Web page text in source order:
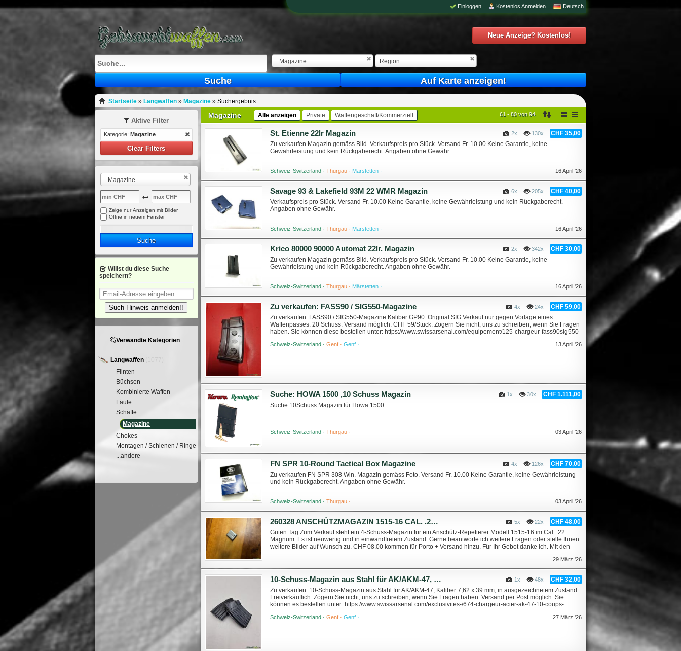
Deutsch
Kostenlos Anmelden
Einloggen
Neue Anzeige? Kostenlos!
Magazine Region
Suche Auf Karte anzeigen!
Startseite» Langwaffen» Magazine» Suchergebnis
Magazine Alle anzeigen Private Waffengeschäft/Kommerziell 61 - 80 von 94
St. Etienne 22lr Magazin CHF 35,00
130x
2x
Zu verkaufen Magazin gemäss Bild. Verkaufspreis pro Stück. Versand Fr. 10.00 Keine Garantie, keine
Gewährleistung und kein Rückgaberecht. Angaben ohne Gewähr.
Schweiz-Switzerland ·Thurgau · Märstetten · 16 April '26
Savage 93 & Lakefield 93M 22 WMR Magazin CHF 40,00
205x
6x
Verkaufspreis pro Stück. Versand Fr. 10.00 Keine Garantie, keine Gewährleistung und kein Rückgaberecht.
Angaben ohne Gewähr.
Schweiz-Switzerland ·Thurgau · Märstetten · 16 April '26
Krico 80000 90000 Automat 22lr. Magazin CHF 30,00
342x
2x
Zu verkaufen Magazin gemäss Bild. Verkaufspreis pro Stück. Versand Fr. 10.00 Keine Garantie, keine
Gewährleistung und kein Rückgaberecht. Angaben ohne Gewähr.
Schweiz-Switzerland ·Thurgau · Märstetten · 16 April '26
Zu verkaufen: FASS90 / SIG550-Magazine CHF 59,00
24x
4x
Zu verkaufen: FASS90 / SIG550-Magazine Kaliber GP90. Original SIG Verkauf nur gegen Vorlage eines
Waffenpasses. 20 Schuss. Versand möglich. CHF 59/Stück. Zögern Sie nicht, uns zu schreiben, wenn Sie Fragen
haben. Sie können diese bestellen unter: https://www.swissarsenal.com/equipement/125-chargeur-fass90sig550-
Schweiz-Switzerland ·Genf ·Genf · 13 April '26
Suche: HOWA 1500 ,10 Schuss Magazin CHF 1.111,00
30x
1x
Suche 10Schuss Magazin für Howa 1500.
Schweiz-Switzerland ·Thurgau · 03 April '26
FN SPR 10-Round Tactical Box Magazine CHF 70,00
126x
4x
Zu verkaufen FN SPR 308 Win. Magazin gemäss Foto. Versand Fr. 10.00 Keine Garantie, keine Gewährleistung
und kein Rückgaberecht. Angaben ohne Gewähr.
Schweiz-Switzerland ·Thurgau · 03 April '26
260328 ANSCHÜTZMAGAZIN 1515-16 CAL. .22 MAG ALLES MUSS RAUS CHF 48,00
22x
5x
Guten Tag Zum Verkauf steht ein 4-Schuss-Magazin für ein Anschütz-Repetierer Modell 1515-16 im Cal. .22
Magnum. Es ist neuwertig und in einwandfreiem Zustand. Gerne beantworte ich weitere Fragen oder stelle Ihnen
weitere Bilder auf Wunsch zu. CHF 08.00 kommen für Porto + Versand hinzu. Für Ihr Gebot danke ich. Mit den
29 März '26
10-Schuss-Magazin aus Stahl für AK/AKM-47, Kaliber 7,62 x 39 mm, in ausgezeichnetem Zustand. CHF 32,00
48x
1x
Zu verkaufen: 10-Schuss-Magazin aus Stahl für AK/AKM-47, Kaliber 7,62 x 39 mm, in ausgezeichnetem Zustand.
Freiverkäuflich. Zögern Sie nicht, uns zu schreiben, wenn Sie Fragen haben. Versand per Post möglich. Sie
können es bestellen unter: https://www.swissarsenal.com/exclusivites-/674-chargeur-acier-ak-47-10-coups-
Schweiz-Switzerland ·Genf ·Genf · 27 März '26
Aktive Filter
Kategorie: Magazine
Clear Filters
Magazine
Zeige nur Anzeigen mit Bilder
Öffne in neuem Fenster
Suche
Willst du diese Suche
speichern?
Such-Hinweis anmelden!!
Verwandte Kategorien
Langwaffen
Flinten
Büchsen
Kombinierte Waffen
Läufe
Schäfte
Magazine
Chokes
Montagen / Schienen / Ringe
...andere